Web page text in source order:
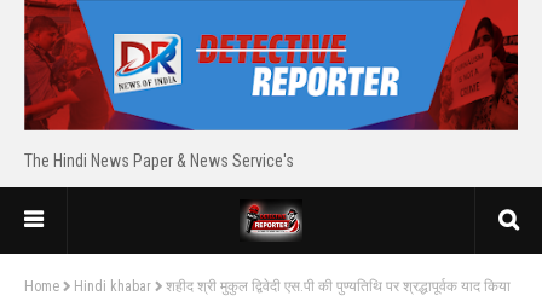
The Hindi News Paper & News Service's
Home Hindi khabar शहीद श्री मुकुल द्विवेदी एस.पी की पुण्यतिथि पर श्रद्धापूर्वक याद किया